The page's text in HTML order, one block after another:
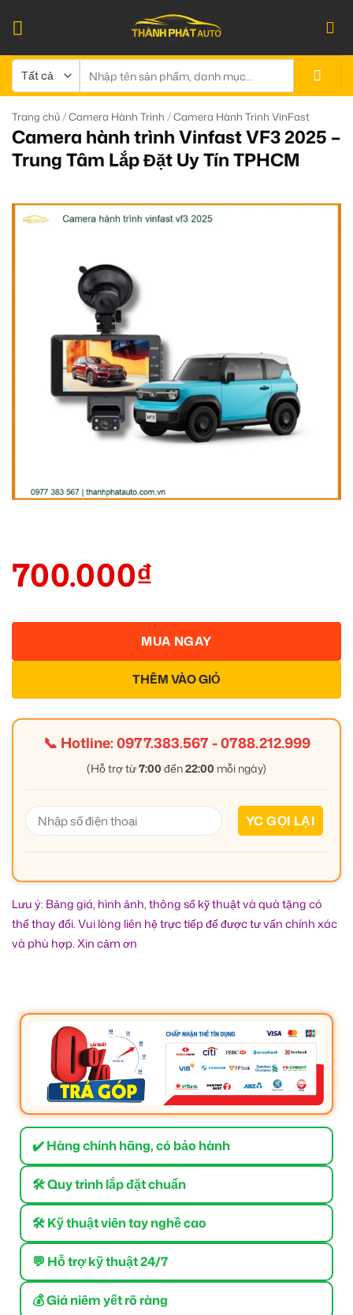
qua
dung
kiếm:
Trang chủ/Camera Hành Trình /Camera Hành Trình VinFast
Camera hành trình Vinfast VF3 2025 –
Trung Tâm Lắp Đặt Uy Tín TPHCM
700.000₫
THÊM VÀO GIỎ
MUA NGAY
📞 Hotline:0977.383.567-0788.212.999
(Hỗ trợ từ7:00 đến22:00 mỗi ngày)
Lưu ý: Bảng giá, hình ảnh, thông số kỹ thuật và quà tặng có
thể thay đổi. Vui lòng liên hệ trực tiếp để được tư vấn chính xác
và phù hợp. Xin cảm ơn
✔️ Hàng chính hãng, có bảo hành
🛠 Quy trình lắp đặt chuẩn
🛠 Kỹ thuật viên tay nghề cao
💬 Hỗ trợ kỹ thuật 24/7
💰 Giá niêm yết rõ ràng